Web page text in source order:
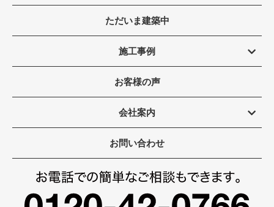
ただいま建築中
施工事例
お客様の声
会社案内
お問い合わせ